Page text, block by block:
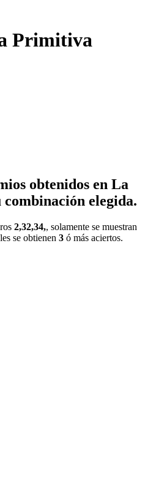
Primitiva
obtenidos en La
elegida.
2,32,34,, solamente se muestran
se obtienen 3 ó más aciertos.